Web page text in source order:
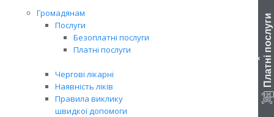
Громадянам
Послуги
Безоплатні послуги
Платні послуги
Чергові лікарні
Наявність ліків
Правила виклику
швидкої допомоги
‹ Платні послуги